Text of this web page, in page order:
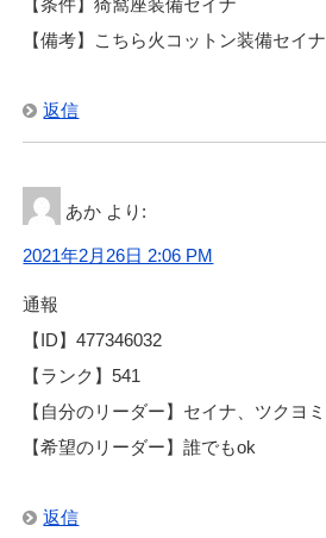
【備考】こちら火コットン装備セイナ
返信
あか より:
2021年2月26日 2:06 PM
通報
【ID】477346032
【ランク】541
【自分のリーダー】セイナ、ツクヨミ
【希望のリーダー】誰でもok
返信